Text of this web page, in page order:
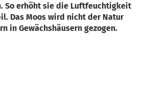
So erhöht sie die Luftfeuchtigkeit
Das Moos wird nicht der Natur
in Gewächshäusern gezogen.